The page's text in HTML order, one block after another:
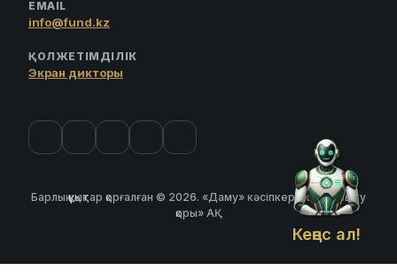
Кеңес ал!
EMAIL
info@fund.kz
ҚОЛЖЕТІМДІЛІК
Экран дикторы
Барлық құқықтар қорғалған © 2026. «Даму» кәсіпкерлікті дамыту
қоры» АҚ